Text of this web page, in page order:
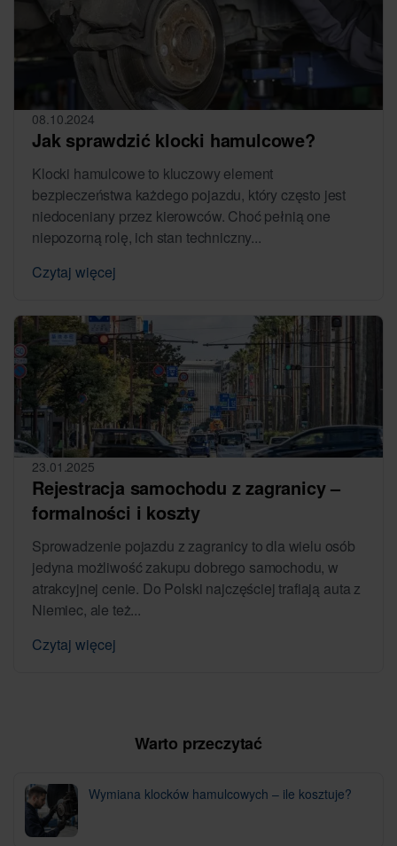
08.10.2024
Jak sprawdzić klocki hamulcowe?
Klocki hamulcowe to kluczowy element
bezpieczeństwa każdego pojazdu, który często jest
niedoceniany przez kierowców. Choć pełnią one
niepozorną rolę, ich stan techniczny...
Czytaj więcej
23.01.2025
Rejestracja samochodu z zagranicy –
formalności i koszty
Sprowadzenie pojazdu z zagranicy to dla wielu osób
jedyna możliwość zakupu dobrego samochodu, w
atrakcyjnej cenie. Do Polski najczęściej trafiają auta z
Niemiec, ale też...
Czytaj więcej
Warto przeczytać
Wymiana klocków hamulcowych – ile kosztuje?